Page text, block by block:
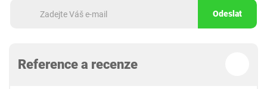
Odeslat
Reference a recenze